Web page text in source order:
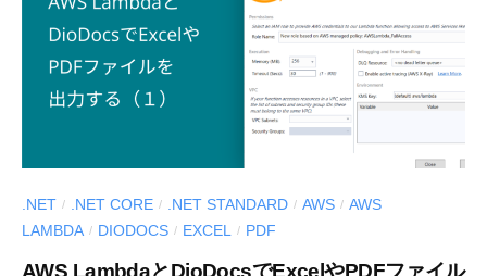
d
v
.NET / .NET CORE / .NET STANDARD / AWS / AWS
LAMBDA / DIODOCS / EXCEL / PDF
AWS LambdaとDioDocsでExcelやPDFファイル